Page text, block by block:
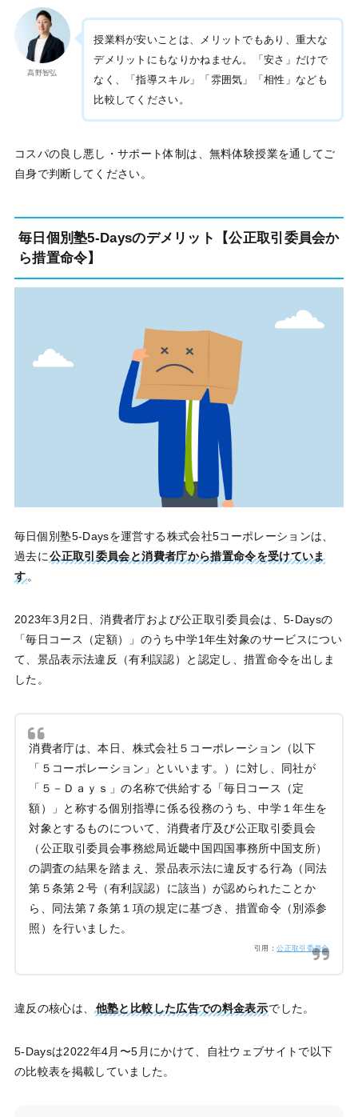
高野智弘
授業料が安いことは、メリットでもあり、重大な
デメリットにもなりかねません。「安さ」だけで
なく、「指導スキル」「雰囲気」「相性」なども
比較してください。
コスパの良し悪し・サポート体制は、無料体験授業を通してご
自身で判断してください。
毎日個別塾5-Daysのデメリット【公正取引委員会か
ら措置命令】
毎日個別塾5-Daysを運営する株式会社5コーポレーションは、
過去に公正取引委員会と消費者庁から措置命令を受けていま
す。
2023年3月2日、消費者庁および公正取引委員会は、5-Daysの
「毎日コース（定額）」のうち中学1年生対象のサービスについ
て、景品表示法違反（有利誤認）と認定し、措置命令を出しま
した。
消費者庁は、本日、株式会社５コーポレーション（以下
「５コーポレーション」といいます。）に対し、同社が
「５－Ｄａｙｓ」の名称で供給する「毎日コース（定
額）」と称する個別指導に係る役務のうち、中学１年生を
対象とするものについて、消費者庁及び公正取引委員会
（公正取引委員会事務総局近畿中国四国事務所中国支所）
の調査の結果を踏まえ、景品表示法に違反する行為（同法
第５条第２号（有利誤認）に該当）が認められたことか
ら、同法第７条第１項の規定に基づき、措置命令（別添参
照）を行いました。
引用：公正取引委員会
違反の核心は、他塾と比較した広告での料金表示でした。
5-Daysは2022年4月〜5月にかけて、自社ウェブサイトで以下
の比較表を掲載していました。